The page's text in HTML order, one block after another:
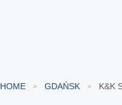
HOME GDAŃSK K&K